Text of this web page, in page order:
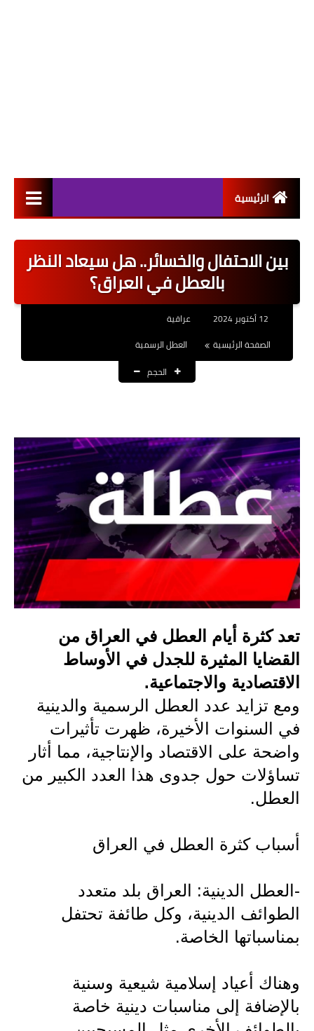
الرئيسية
اخبار القطاع العام
اخبار القطاع الخاص
العقود والاجور اليومية
القروض والسلف
المنح المالية
قطع الاراضي
اخبار العراق
الاخبار الاقتصادية
المدارس
اخبار وقرارات وزارة التربية
نتائج الامتحانات
المرحلة المتوسطة
اسئلة وزارية
المرحلة الاعدادية
بين الاحتفال والخسائر.. هل سيعاد النظر
بالعطل في العراق؟
عراقية
الصفحة الرئيسية
العطل الرسمية
الحجم
تعد كثرة أيام العطل في العراق من
القضايا المثيرة للجدل في الأوساط
الاقتصادية والاجتماعية.
ومع تزايد عدد العطل الرسمية والدينية
في السنوات الأخيرة، ظهرت تأثيرات
واضحة على الاقتصاد والإنتاجية، مما أثار
تساؤلات حول جدوى هذا العدد الكبير من
العطل.
أسباب كثرة العطل في العراق
-العطل الدينية: العراق بلد متعدد
الطوائف الدينية، وكل طائفة تحتفل
بمناسباتها الخاصة.
وهناك أعياد إسلامية شيعية وسنية
بالإضافة إلى مناسبات دينية خاصة